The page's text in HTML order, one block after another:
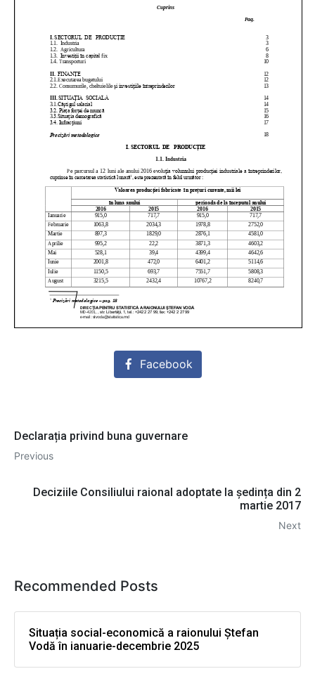
Facebook
Declarația privind buna guvernare
Previous
Deciziile Consiliului raional adoptate la ședința din 2
martie 2017
Next
Recommended Posts
Situația social-economică a raionului Ștefan
Vodă în ianuarie-decembrie 2025